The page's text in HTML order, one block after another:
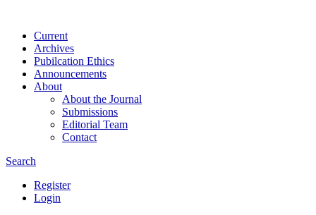
Current
Archives
Pubilcation Ethics
Announcements
About
About the Journal
Submissions
Editorial Team
Contact
Search
Register
Login